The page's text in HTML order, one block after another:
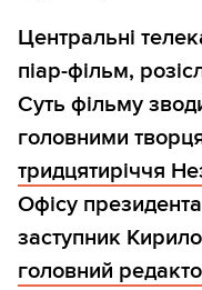
Центральні
піар-фільм,
Суть фільму
головними
тридцятиріччя
Офісу
заступник
головний